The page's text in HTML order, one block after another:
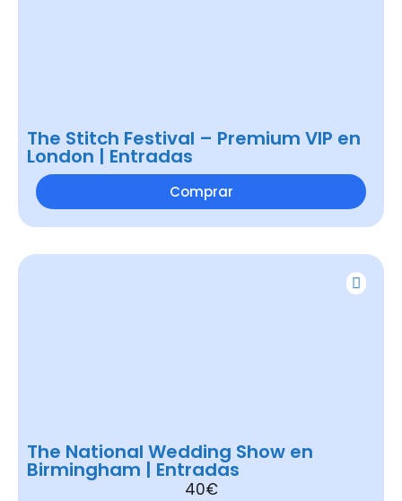
The Stitch Festival – Premium VIP en
London | Entradas
Comprar
The National Wedding Show en
Birmingham | Entradas
40€